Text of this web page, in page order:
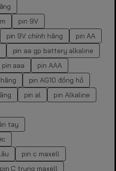
pin 9V
pin 9V chính hãng
pin AA
pin aa gp battery alkaline
aaa
pin AAA
pin AG10 đồng hồ
pin al
pin Alkaline
tay
pin c maxell
pin C trung maxell